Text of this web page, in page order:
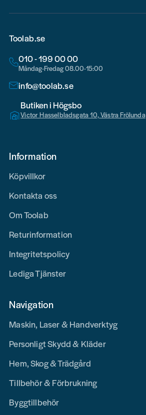
Toolab.se
010 - 199 00 00
Måndag-Fredag 08.00-15:00
info@toolab.se
Butiken i Högsbo
Victor Hasselbladsgata 10, Västra Frölunda
Information
Köpvillkor
Kontakta oss
Om Toolab
Returinformation
Integritetspolicy
Lediga Tjänster
Navigation
Maskin, Laser & Handverktyg
Personligt Skydd & Kläder
Hem, Skog & Trädgård
Tillbehör & Förbrukning
Byggtillbehör